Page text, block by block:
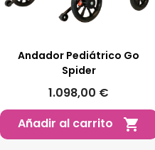
Andador Pediátrico Go
Spider
1.098,00 €
Añadir al carrito
